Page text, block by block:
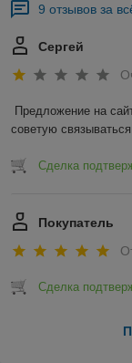
9 отзывов за
Сергей
Предложение на
советую
Сделка
Покупатель
Сделка